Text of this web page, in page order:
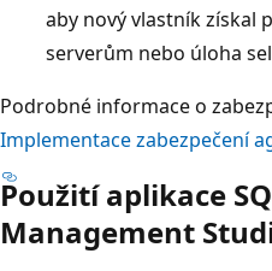
aby nový vlastník získal
serverům nebo úloha
Podrobné informace o
Implementace zabezpečení
Použití aplikace
Management